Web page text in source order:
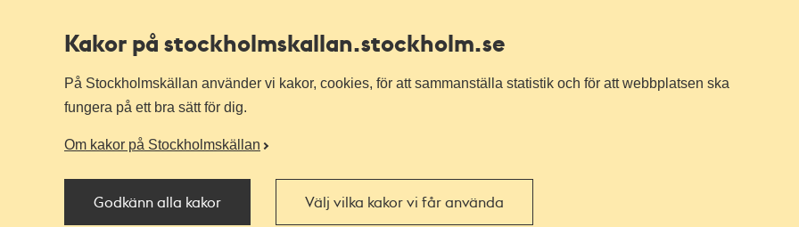
Kakor på stockholmskallan.stockholm.se
På Stockholmskällan använder vi kakor, cookies, för att sammanställa statistik och för att webbplatsen ska
fungera på ett bra sätt för dig.
Om kakor på Stockholmskällan
Godkänn alla kakor Välj vilka kakor vi får använda